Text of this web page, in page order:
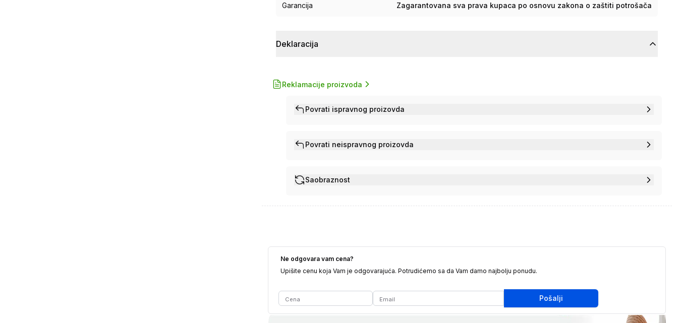
Garancija Zagarantovana sva prava kupaca po osnovu zakona o zaštiti potrošača
Deklaracija
Reklamacije proizvoda
Povrati ispravnog proizovda
Povrati neispravnog proizovda
Saobraznost
Ne odgovara vam cena?
Upišite cenu koja Vam je odgovarajuća. Potrudićemo sa da Vam damo najbolju ponudu.
Pošalji